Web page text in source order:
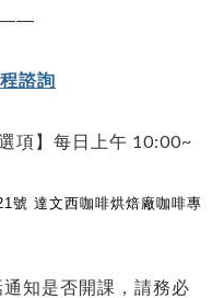
諮詢
項】每日
上午 10:00~
號 達文西咖啡烘焙廠咖啡專
知是否開課，請務必